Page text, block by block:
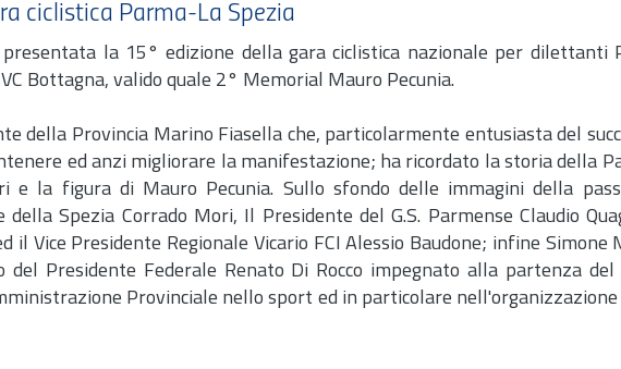
ciclistica Parma-La Spezia
la 15° edizione della gara ciclistica nazionale per dilettanti
Bottagna, valido quale 2° Memorial Mauro Pecunia.
della Provincia Marino Fiasella che, particolarmente entusiasta del
ed anzi migliorare la manifestazione; ha ricordato la storia della
la figura di Mauro Pecunia. Sullo sfondo delle immagini della
della Spezia Corrado Mori, Il Presidente del G.S. Parmense Claudio
il Vice Presidente Regionale Vicario FCI Alessio Baudone; infine Simone
Presidente Federale Renato Di Rocco impegnato alla partenza
Provinciale nello sport ed in particolare